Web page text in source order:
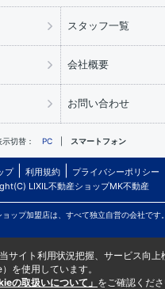
スタッフ一覧
会社概要
お問い合わせ
示切替： PC スマートフォン
プ 利用規約
プライバシーポリシー
LIXIL不動産ショップMK不動産
ップ加盟店は、すべて独立自営の会社です。
サイト利用状況把握、サービス向上
を使用しています。
の取扱いについて」 をご確認くださ